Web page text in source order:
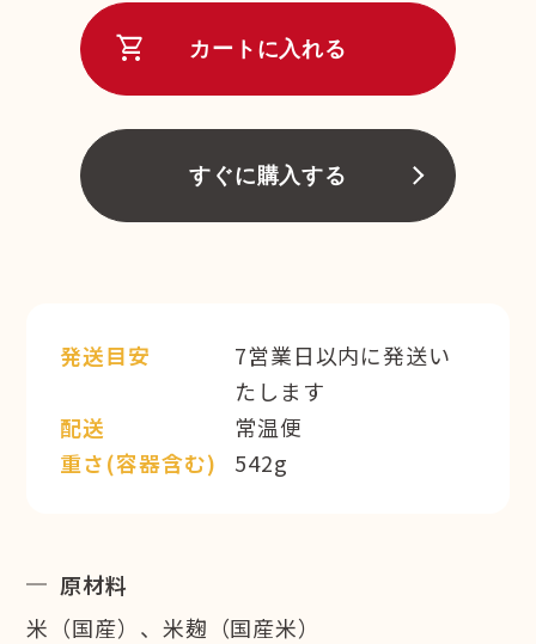
shopping_cart カートに入れる
すぐに購入する
発送目安
7営業日以内に発送い
たします
配送
常温便
重さ(容器含む)
542g
原材料
米（国産）、米麹（国産米）